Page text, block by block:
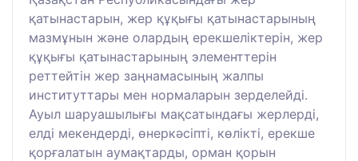
қатынастарын, жер құқығы қатынастарының
мазмұнын және олардың ерекшеліктерін, жер
құқығы қатынастарының элементтерін
реттейтін жер заңнамасының жалпы
институттары мен нормаларын зерделейді.
Ауыл шаруашылығы мақсатындағы жерлерді,
елді мекендерді, өнеркәсіпті, көлікті, ерекше
қорғалатын аумақтарды, орман қорын